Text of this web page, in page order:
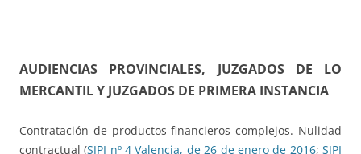
AUDIENCIAS PROVINCIALES, JUZGADOS DE LO
MERCANTIL Y JUZGADOS DE PRIMERA INSTANCIA
Contratación de productos financieros complejos. Nulidad
contractual (SJPI nº 4 Valencia, de 26 de enero de 2016;SJPI